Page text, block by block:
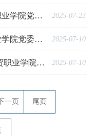
讲授“行走的思政课” 2025-07-23
讲授“行走的思政课” 2025-07-10
员讲授“行走的思政课” 2025-07-10
一页 尾页